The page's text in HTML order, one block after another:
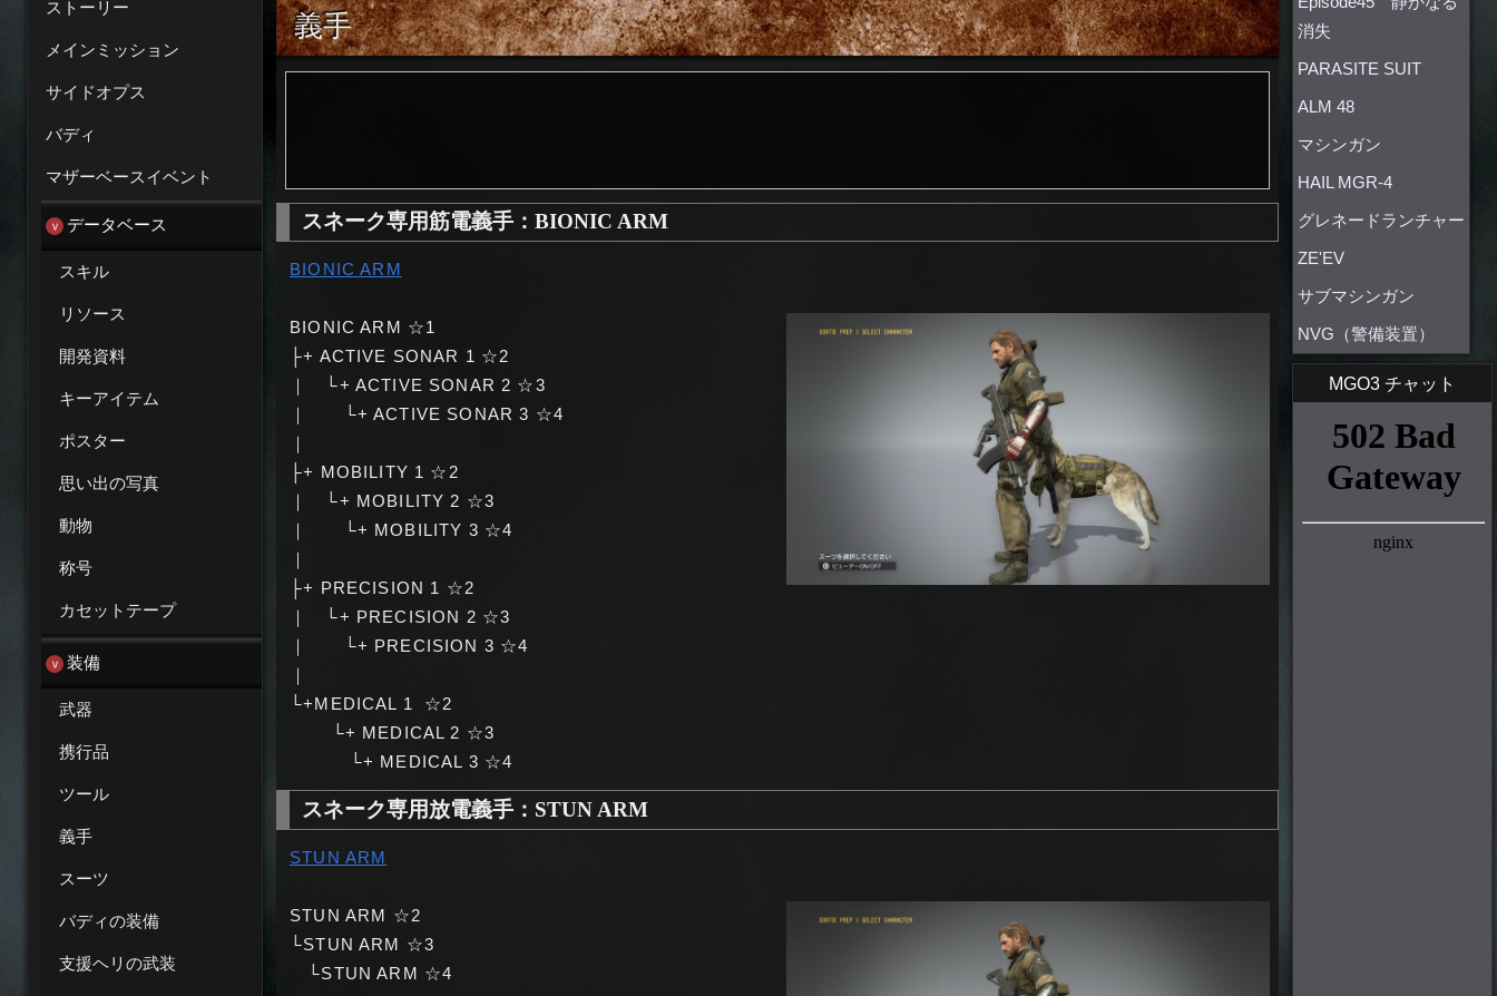
消失
PARASITE SUIT
ALM 48
マシンガン
HAIL MGR-4
グレネードランチャー
ZE'EV
サブマシンガン
NVG（警備装置）
MGO3 チャット
義手
スネーク専用筋電義手：BIONIC ARM
BIONIC ARM
BIONIC ARM ☆1
├+ ACTIVE SONAR 1 ☆2
｜ └+ ACTIVE SONAR 2 ☆3
｜ └+ ACTIVE SONAR 3 ☆4
├+ MOBILITY 1 ☆2
｜ └+ MOBILITY 2 ☆3
｜ └+ MOBILITY 3 ☆4
├+ PRECISION 1 ☆2
｜ └+ PRECISION 2 ☆3
｜ └+ PRECISION 3 ☆4
└+MEDICAL 1 ☆2
└+ MEDICAL 2 ☆3
└+ MEDICAL 3 ☆4
スネーク専用放電義手：STUN ARM
STUN ARM
STUN ARM ☆2
└STUN ARM ☆3
└STUN ARM ☆4
ストーリー
メインミッション
サイドオプス
バディ
マザーベースイベント
データベース
スキル
リソース
開発資料
キーアイテム
ポスター
思い出の写真
動物
称号
カセットテープ
装備
武器
携行品
ツール
義手
スーツ
バディの装備
支援ヘリの武装